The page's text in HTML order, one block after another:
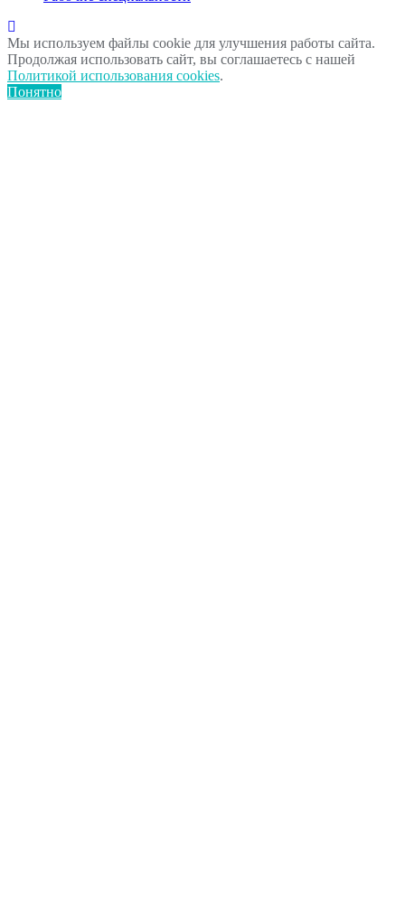
Мы используем файлы cookie для улучшения работы сайта.
Продолжая использовать сайт, вы соглашаетесь с нашей
Политикой использования cookies.
Понятно